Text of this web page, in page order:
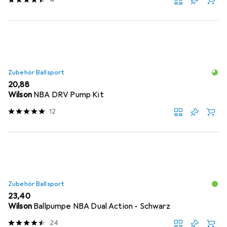
Zubehör Ballsport
EUR
20,88
Wilson NBA DRV Pump Kit
12
Zubehör Ballsport
EUR
23,40
Wilson Ballpumpe NBA Dual Action - Schwarz
24